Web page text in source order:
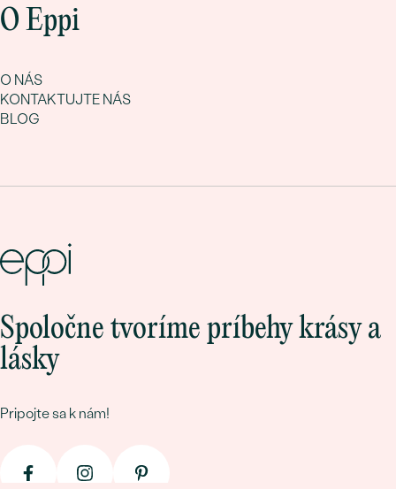
O Eppi
O NÁS
KONTAKTUJTE NÁS
BLOG
Spoločne tvoríme príbehy krásy a
lásky
Pripojte sa k nám!